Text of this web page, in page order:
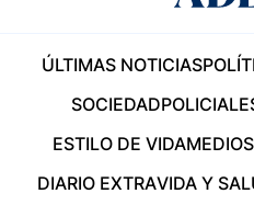
ÚLTIMAS NOTICIAS
SOCIEDAD
ESTILO DE VIDAMEDIOS
DIARIO EXTRAVIDA Y